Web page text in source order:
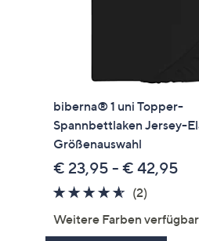
biberna® 1 uni Topper-
Spannbettlaken Jersey-
Größenauswahl
€ 23,95 - € 42,95
4.5
5
(2)
Weitere Farben verfügbar